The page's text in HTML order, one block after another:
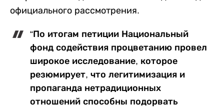
официального рассмотрения.
“По итогам петиции Национальный
фонд содействия процветанию провел
широкое исследование, которое
резюмирует, что легитимизация и
пропаганда нетрадиционных
отношений способны подорвать